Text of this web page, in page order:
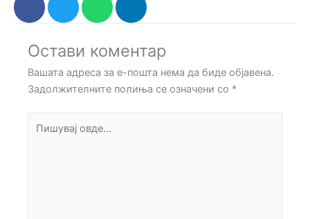
Остави коментар
Вашата адреса за е-пошта нема да биде објавена.
Задолжителните полиња се означени со *